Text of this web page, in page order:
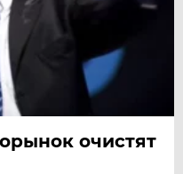
очистят